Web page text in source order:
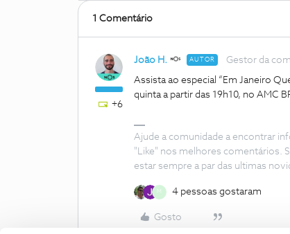
1 Comentário
+6
João H. AUTOR Gestor da
Assista ao especial “Em Janeiro
quinta a partir das 19h10, no AMC
Ajude a comunidade a encontrar
"Like" nos melhores comentários.
estar sempre a par das ultimas
M 4 pessoas gostaram
Gosto